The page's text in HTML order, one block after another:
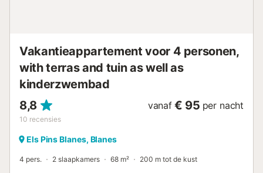
Vakantieappartement voor 4 personen,
with terras and tuin as well as
kinderzwembad
8,8
10 recensies
vanaf € 95 per nacht
Els Pins Blanes, Blanes
4 pers. 2 slaapkamers 68 m² 200 m tot de kust